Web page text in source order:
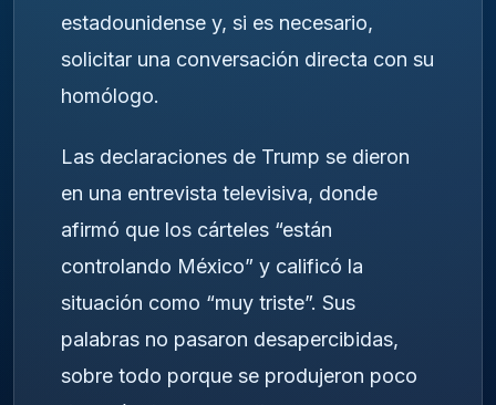
estadounidense y, si es necesario,
solicitar una conversación directa con su
homólogo.
Las declaraciones de Trump se dieron
en una entrevista televisiva, donde
afirmó que los cárteles “están
controlando México” y calificó la
situación como “muy triste”. Sus
palabras no pasaron desapercibidas,
sobre todo porque se produjeron poco